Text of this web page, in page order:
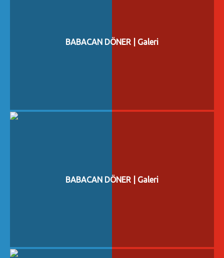
BABACAN DÖNER | Galeri
BABACAN DÖNER | Galeri